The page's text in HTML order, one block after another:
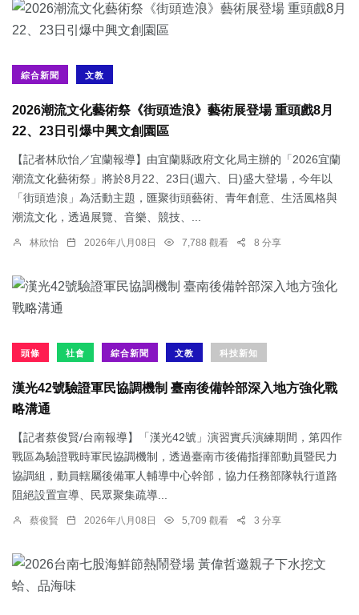
綜合新聞 文教
2026潮流文化藝術祭《街頭造浪》藝術展登場 重頭戲8月
22、23日引爆中興文創園區
【記者林欣怡／宜蘭報導】由宜蘭縣政府文化局主辦的「2026宜蘭
潮流文化藝術祭」將於8月22、23日(週六、日)盛大登場，今年以
「街頭造浪」為活動主題，匯聚街頭藝術、青年創意、生活風格與
潮流文化，透過展覽、音樂、競技、...
林欣怡 2026年八月08日 7,788 觀看 8 分享
頭條 社會 綜合新聞 文教 科技新知
漢光42號驗證軍民協調機制 臺南後備幹部深入地方強化戰
略溝通
【記者蔡俊賢/台南報導】「漢光42號」演習實兵演練期間，第四作
戰區為驗證戰時軍民協調機制，透過臺南市後備指揮部動員暨民力
協調組，動員轄屬後備軍人輔導中心幹部，協力任務部隊執行道路
阻絕設置宣導、民眾聚集疏導...
蔡俊賢 2026年八月08日 5,709 觀看 3 分享